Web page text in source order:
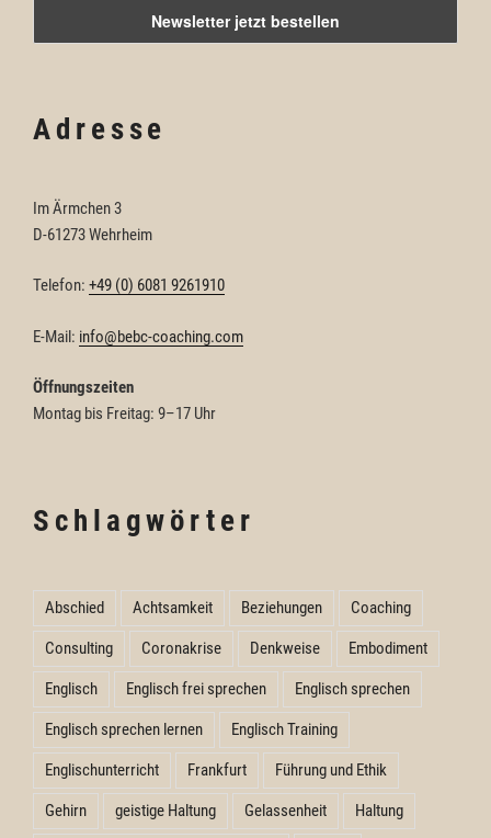
Adresse
Im Ärmchen 3
D-61273 Wehrheim
Telefon: +49 (0) 6081 9261910
E-Mail: info@bebc-coaching.com
Öffnungszeiten
Montag bis Freitag: 9–17 Uhr
Schlagwörter
Abschied Achtsamkeit Beziehungen Coaching
Consulting Coronakrise Denkweise Embodiment
Englisch Englisch frei sprechen Englisch sprechen
Englisch sprechen lernen Englisch Training
Englischunterricht Frankfurt Führung und Ethik
Gehirn geistige Haltung Gelassenheit Haltung